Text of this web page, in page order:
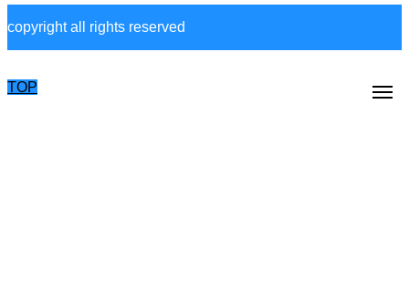
copyright all rights reserved
TOP